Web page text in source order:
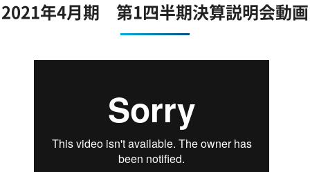
2021年4月期 第1四半期決算説明会動画